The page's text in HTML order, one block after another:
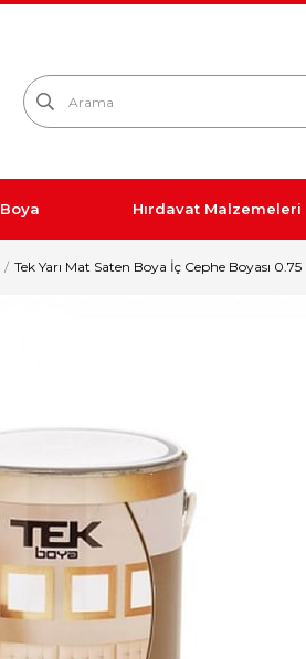
Boya Hırdavat Malzemeleri
Tek Yarı Mat Saten Boya İç Cephe Boyası 0.75